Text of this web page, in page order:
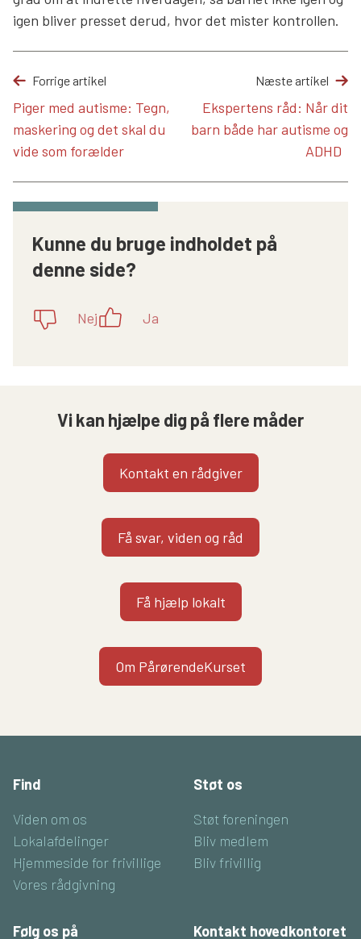
igen bliver presset derud, hvor det mister kontrollen.
Forrige artikel
Piger med autisme: Tegn,
maskering og det skal du
vide som forælder
Næste artikel
Ekspertens råd: Når dit
barn både har autisme og
ADHD
Kunne du bruge indholdet på
denne side?
Nej Ja
Vi kan hjælpe dig på flere måder
Kontakt en rådgiver
Få svar, viden og råd
Få hjælp lokalt
Om PårørendeKurset
Find
Viden om os
Lokalafdelinger
Hjemmeside for frivillige
Vores rådgivning
Støt os
Støt foreningen
Bliv medlem
Bliv frivillig
Følg os på Kontakt hovedkontoret